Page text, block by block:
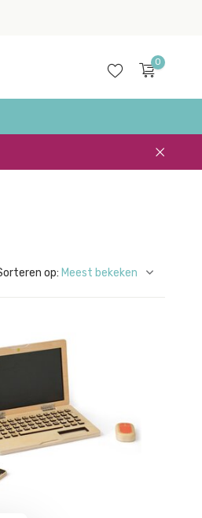
0
op: